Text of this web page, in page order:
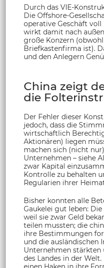
Durch das VIE-
Die Offshore-
operative Geschäft
wirkt damit nach
große Konzern
Briefkastenfirma ist).
und den Anlegern
China zeigt
die
Der Fehler dieser
jedoch, dass die
wirtschaftlich
Aktionären) liegen
machen sich (nicht
Unternehmen – siehe
zwar Kapital
Kontrolle zu behalten
Regularien ihrer
Bisher konnten alle
Gaukelei gut leben:
weil sie zwar Geld
teilen mussten; die
ihre Bestimmungen
und die ausländischen
Unternehmen
des Landes in der